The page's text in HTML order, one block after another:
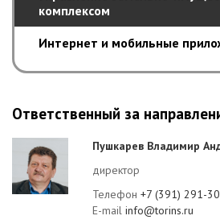
комплексом
Интернет и мобильные
Ответственный за
Пушкарев Владимир
директор
Телефон +7 (391) 291-
E-mail info@torins.ru